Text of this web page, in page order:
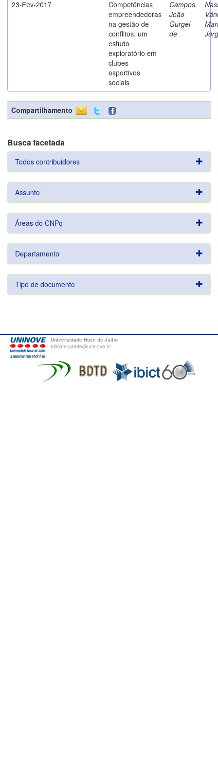
23-Fev-2017
Competências
empreendedoras
na gestão de
conflitos: um
estudo
exploratório em
clubes
esportivos
sociais
Campos,
João
Gurgel
de
Compartilhamento
Busca facetada
Todos contribuidores
Assunto
Áreas do CNPq
Departamento
Tipo de documento
Universidade Nove de Julho
bibliotecatede@uninove.br